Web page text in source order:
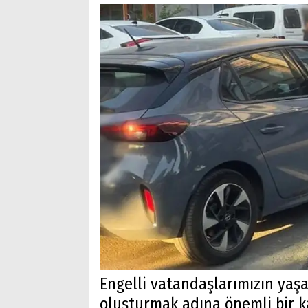
Engelli vatandaşlarımızın
oluşturmak adına önemli bir